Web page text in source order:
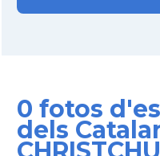
0 fotos
dels